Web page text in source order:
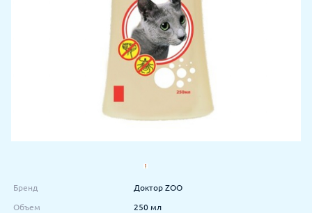
Бренд Доктор ZOO
Объем 250 мл